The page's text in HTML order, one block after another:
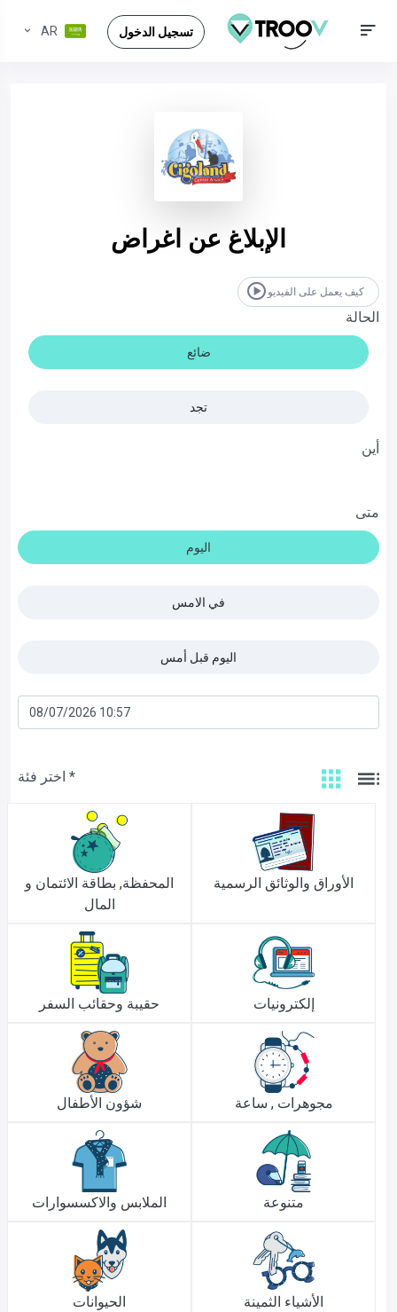
تسجيل الدخول AR
الإبلاغ عن اغراض
كيف يعمل على الفيديو
الحالة
ضائع
تجد
أين
متى
اليوم
في الامس
اليوم قبل أمس
اختر فئة *
المحفظة, بطاقة الائتمان و
المال
الأوراق والوثائق الرسمية
حقيبة وحقائب السفر إلكترونيات
شؤون الأطفال مجوهرات , ساعة
الملابس والاكسسوارات متنوعة
الحيوانات الأشياء الثمينة